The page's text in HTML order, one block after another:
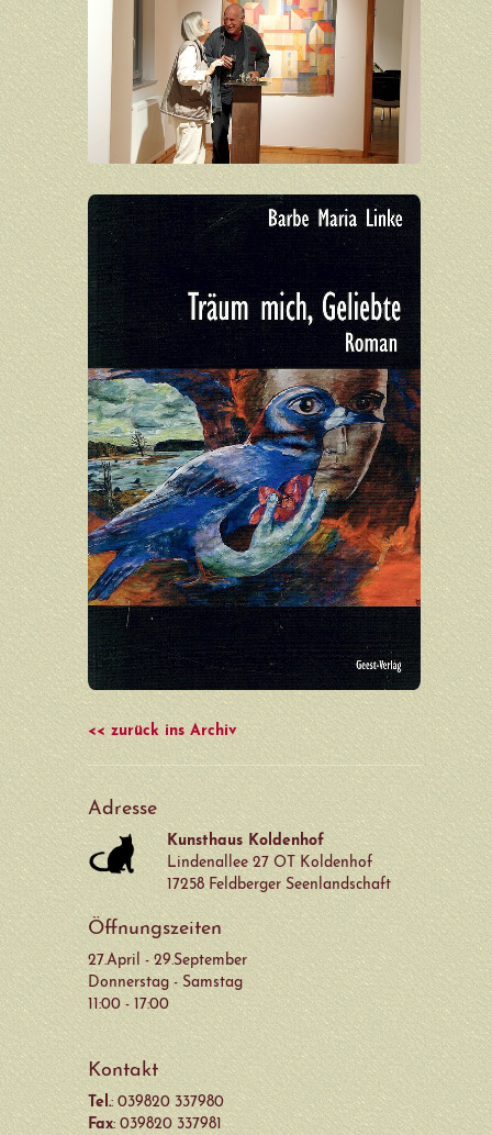
Karlheinz Wenzel
Berndt Wilde
Kontakt
Impressum
DSVGO
Verein
Archiv
<< zurück ins Archiv
Adresse
Kunsthaus Koldenhof
Lindenallee 27 OT Koldenhof
17258 Feldberger Seenlandschaft
Öffnungszeiten
27.April - 29.September
Donnerstag - Samstag
11:00 - 17:00
Kontakt
Tel.: 039820 337980
Fax: 039820 337981